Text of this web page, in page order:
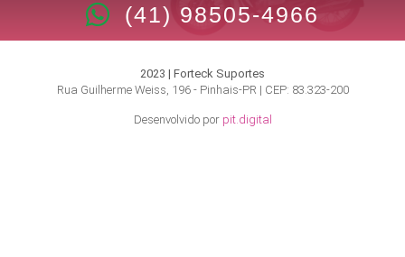
(41) 98505-4966
2023 | Forteck Suportes
Rua Guilherme Weiss, 196 - Pinhais-PR | CEP: 83.323-200
Desenvolvido por pit.digital